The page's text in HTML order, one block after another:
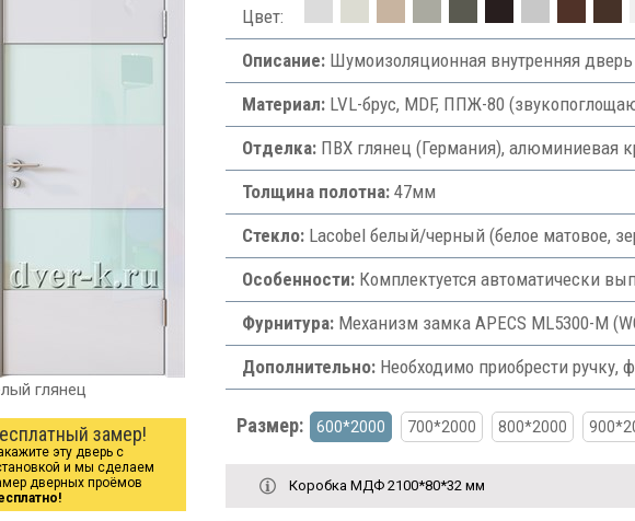
глянец
замер!
эту дверь с
и мы сделаем
дверных проёмов
Цвет:
Описание:Шумоизоляционная внутренняя
Материал:LVL-брус, MDF, ППЖ-80
Отделка:ПВХ глянец (Германия), алюминиевая
Толщина полотна:47мм
Стекло:Lacobel белый/черный (белое матовое,
Особенности:Комплектуется автоматически
Фурнитура:Механизм замка APECS ML5300-M
Дополнительно:Необходимо приобрести ручку,
Размер: 600*2000 700*2000 800*2000
Коробка МДФ 2100*80*32 мм